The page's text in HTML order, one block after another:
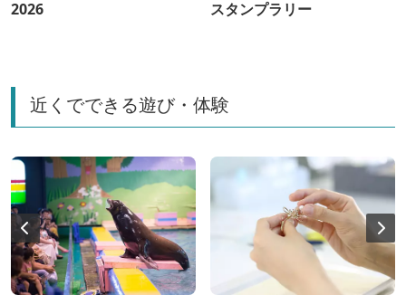
2026
スタンプラリー
近くでできる遊び・体験